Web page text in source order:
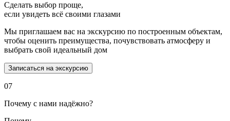
Сделать выбор проще,
если увидеть всё своими глазами
Мы приглашаем вас на экскурсию по построенным объектам,
чтобы оценить преимущества, почувствовать атмосферу и
выбрать свой идеальный дом
Записаться на экскурсию
07
Почему с нами надёжно?